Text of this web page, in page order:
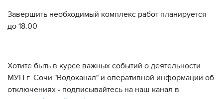
Завершить необходимый комплекс работ планируется
до 18:00
Хотите быть в курсе важных событий о деятельности
МУП г. Сочи "Водоканал" и оперативной информации об
отключениях - подписывайтесь на наш канал в